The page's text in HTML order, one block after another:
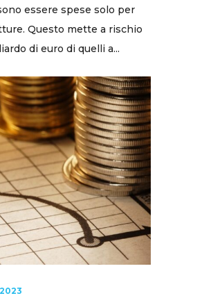
essere spese solo per
Questo mette a rischio
di euro di quelli a...